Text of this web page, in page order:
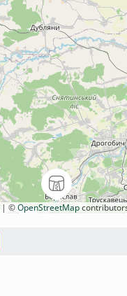
| ©OpenStreetMap